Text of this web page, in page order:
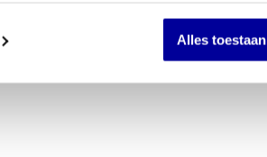
Alles toestaan